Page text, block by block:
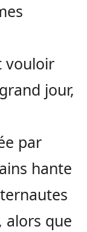
vouloir
jour,
par
hante
alors que